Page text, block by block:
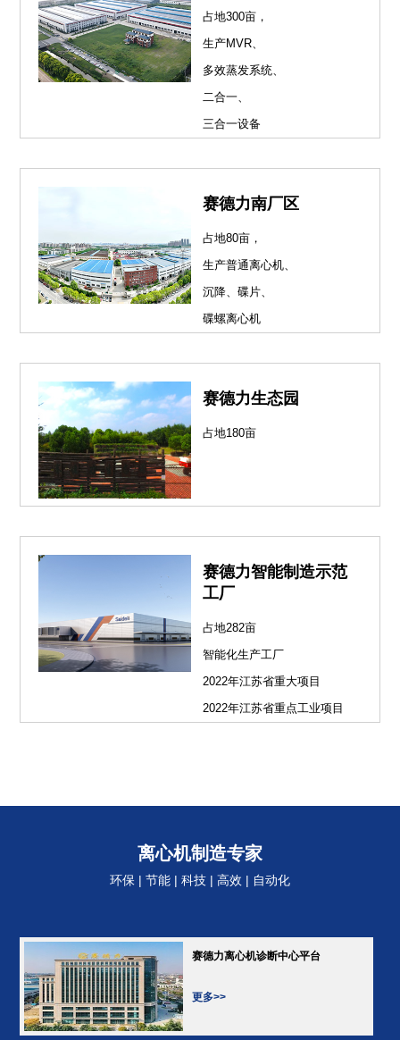
占地300亩，
生产MVR、
多效蒸发系统、
二合一、
三合一设备
赛德力南厂区
占地80亩，
生产普通离心机、
沉降、碟片、
碟螺离心机
赛德力生态园
占地180亩
赛德力智能制造示范
工厂
占地282亩
智能化生产工厂
2022年江苏省重大项目
2022年江苏省重点工业项目
离心机制造专家
环保 | 节能 | 科技 | 高效 | 自动化
赛德力离心机诊断中心平台
更多>>